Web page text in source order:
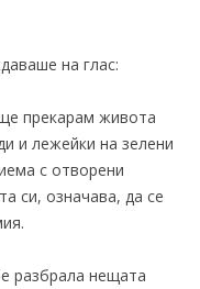
на глас:
прекарам живота
и лежейки на зелени
с отворени
си, означава, да се
разбрала нещата